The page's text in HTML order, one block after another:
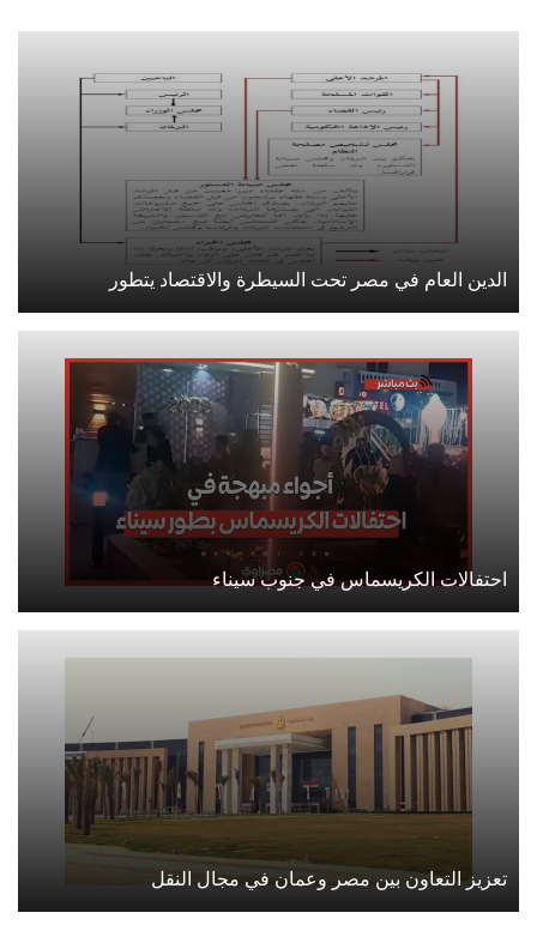
الدين العام في مصر تحت السيطرة والاقتصاد يتطور
احتفالات الكريسماس في جنوب سيناء
تعزيز التعاون بين مصر وعمان في مجال النقل